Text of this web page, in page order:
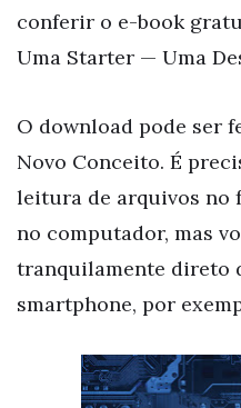
conferir o e-book
Uma Starter — Uma
O download pode ser
Novo Conceito. É
leitura de arquivos no
no computador, mas
tranquilamente direto
smartphone, por